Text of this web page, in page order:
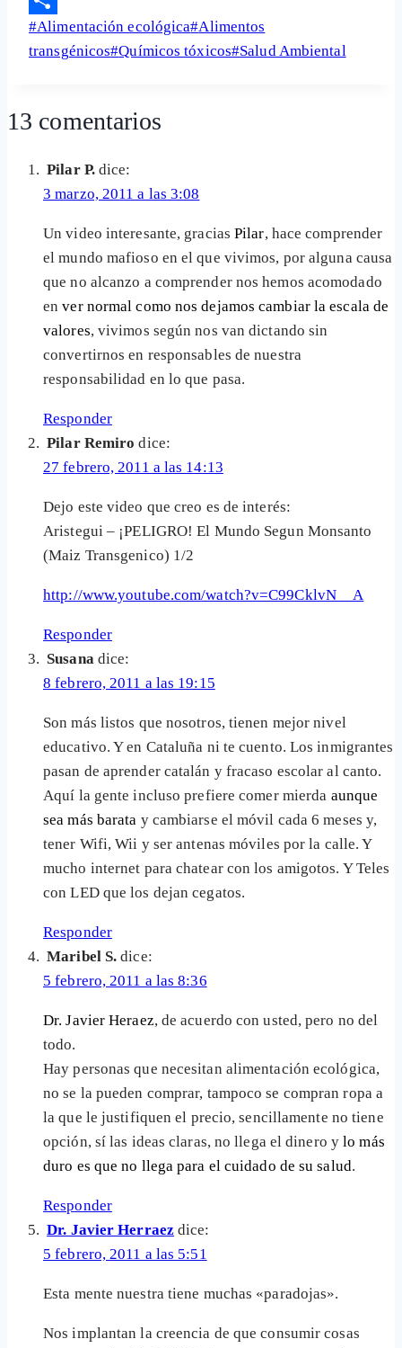
Share
Etiquetas
de
#Alimentación ecológica#Alimentos
transgénicos#Químicos tóxicos#Salud Ambiental
13 comentarios
Pilar P. dice:
3 marzo, 2011 a las 3:08
Un video interesante, graciasPilar, hace comprender
el mundo mafioso en el que vivimos, por alguna causa
que no alcanzo a comprender nos hemos acomodado
enver normal como nos dejamos cambiar la escala de
valores, vivimos según nos van dictando sin
convertirnos en responsables de nuestra
responsabilidad en lo que pasa.
Responder
Pilar Remiro dice:
27 febrero, 2011 a las 14:13
Dejo este video que creo es de interés:
Aristegui – ¡PELIGRO! El Mundo Segun Monsanto
(Maiz Transgenico) 1/2
http://www.youtube.com/watch?v=C99CklvN__A
Responder
Susana dice:
8 febrero, 2011 a las 19:15
Son más listos que nosotros, tienen mejor nivel
educativo. Y en Cataluña ni te cuento. Los inmigrantes
pasan de aprender catalán y fracaso escolar al canto.
Aquí la gente incluso prefiere comer mierda aunque
sea más barata y cambiarse el móvil cada 6 meses y,
tener Wifi, Wii y ser antenas móviles por la calle. Y
mucho internet para chatear con los amigotos. Y Teles
con LED que los dejan cegatos.
Responder
Maribel S. dice:
5 febrero, 2011 a las 8:36
Dr. Javier Heraez, de acuerdo con usted, pero no del
todo.
Hay personas que necesitan alimentación ecológica,
no se la pueden comprar, tampoco se compran ropa a
la que le justifiquen el precio, sencillamente no tiene
opción, sí las ideas claras, no llega el dinero ylo más
duro es que no llega para el cuidado de su salud.
Responder
Dr. Javier Herraez dice:
5 febrero, 2011 a las 5:51
Esta mente nuestra tiene muchas «paradojas».
Nos implantan la creencia de que consumir cosas